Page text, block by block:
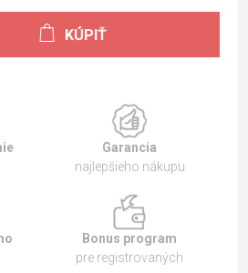
KÚPIŤ
Garancia
najlepšieho nákupu
Bonus program
pre registrovaných